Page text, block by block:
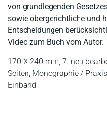
von grundlegenden
sowie obergerichtliche und
Entscheidungen
Video zum Buch vom Autor.
170 X 240 mm, 7. neu
Seiten, Monographie /
Einband